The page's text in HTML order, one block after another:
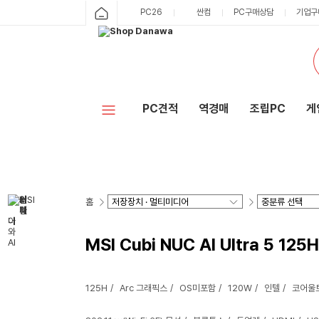
PC26 싼컴 PC구매상담 기업
PC견적 역경매 조립PC 게
홈
MSI Cubi NUC AI Ultra 5
125H Arc 그래픽스 OS미포함 120W 인텔 코어울